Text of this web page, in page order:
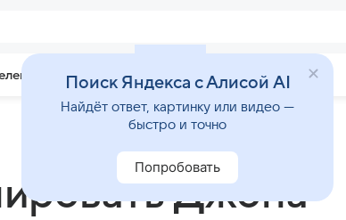
Звезды
Джона
Поиск Яндекса с Алисой AI
Найдёт ответ, картинку или видео —
быстро и точно
Попробовать